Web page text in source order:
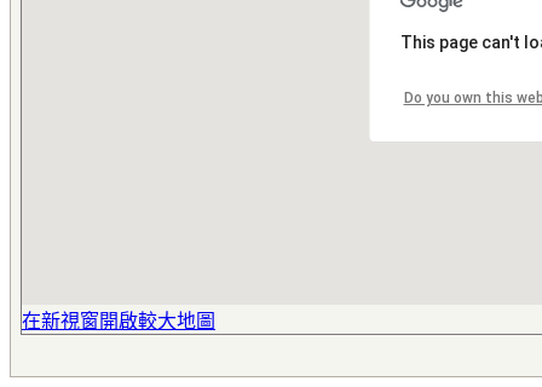
This page can't
Do you own this
在新視窗開啟較大地圖